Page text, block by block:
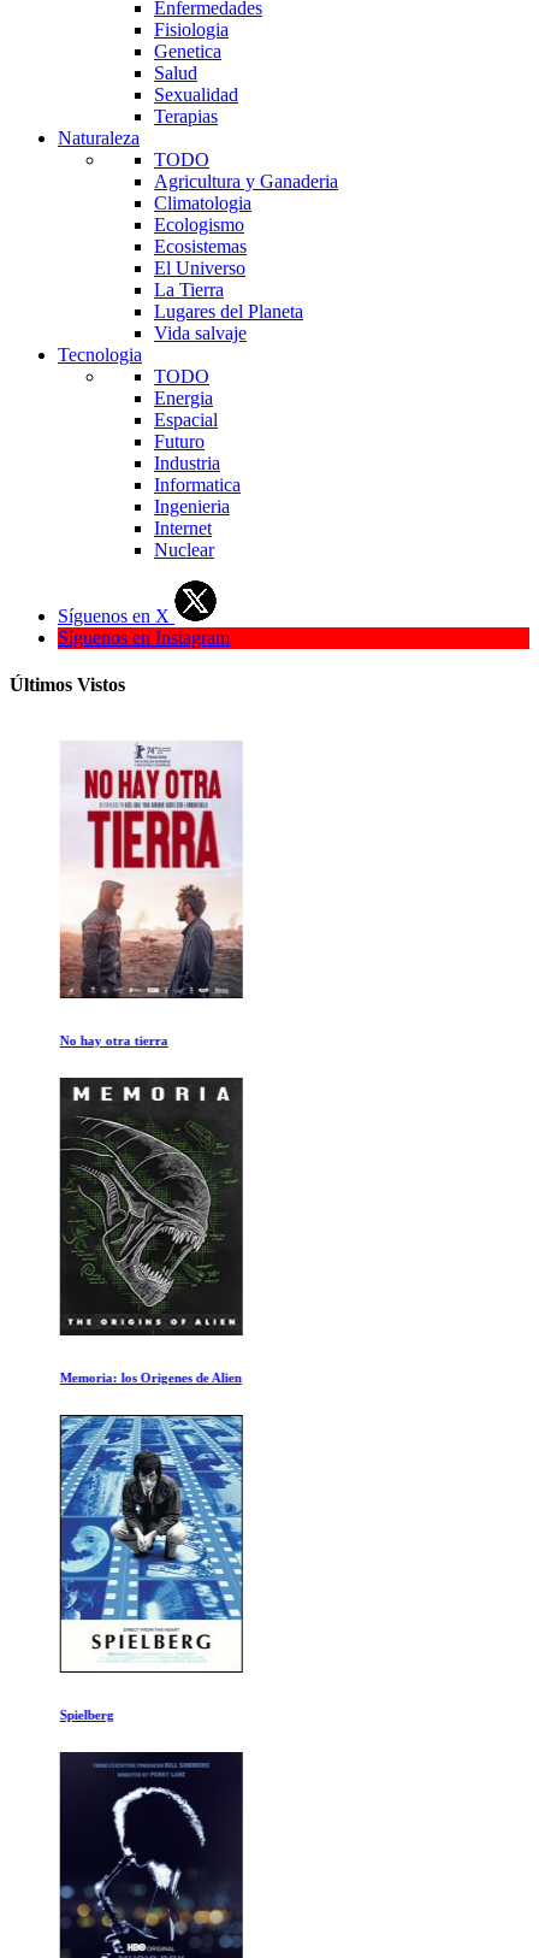
Enfermedades
Fisiologia
Genetica
Salud
Sexualidad
Terapias
Naturaleza
TODO
Agricultura y Ganaderia
Climatologia
Ecologismo
Ecosistemas
El Universo
La Tierra
Lugares del Planeta
Vida salvaje
Tecnologia
TODO
Energia
Espacial
Futuro
Industria
Informatica
Ingenieria
Internet
Nuclear
Síguenos en X
Síguenos en Instagram
Últimos Vistos
No hay otra tierra
Memoria: los Origenes de Alien
Spielberg